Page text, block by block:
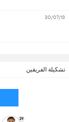
تشكيلة الفريقين
29
30/07/13